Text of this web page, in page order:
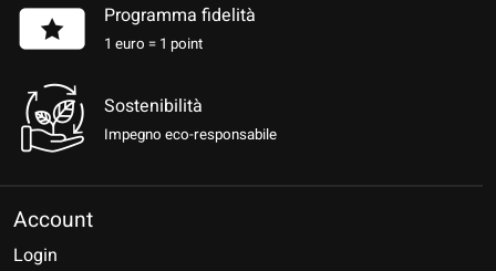
Programma fidelità
1 euro = 1 point
Sostenibilità
Impegno eco-responsabile
Account
Login